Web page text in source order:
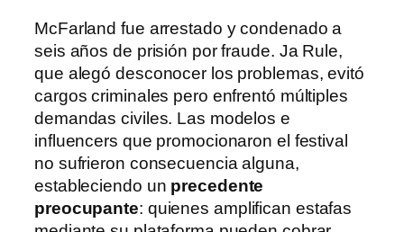
McFarland fue arrestado y condenado a
seis años de prisión por fraude. Ja Rule,
que alegó desconocer los problemas, evitó
cargos criminales pero enfrentó múltiples
demandas civiles. Las modelos e
influencers que promocionaron el festival
no sufrieron consecuencia alguna,
estableciendo un precedente
preocupante: quienes amplifican estafas